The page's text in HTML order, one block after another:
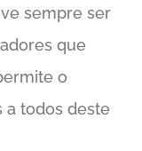
sempre ser
que
o
a todos deste